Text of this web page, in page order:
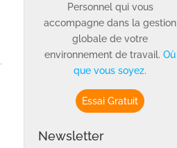
Personnel qui vous
accompagne dans la gestion
globale de votre
environnement de travail.Où
que vous soyez.
Essai Gratuit
Newsletter